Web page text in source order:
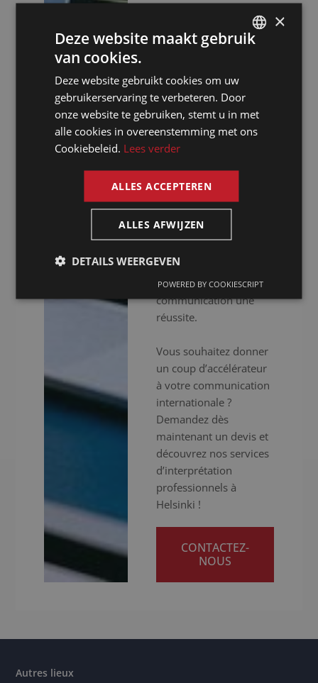
professionnelle. Nous
ne nous contentons pas
interprètes
expérimentés, nous
mettons aussi à votre
disposition un
équipement audiovisuel
que votre événement se
Que vous organisiez
des réunions virtuelles,
présentiel, nous faisons
de votre
communication une
réussite.
Vous souhaitez donner
un coup d’accélérateur
à votre communication
internationale ?
Demandez dès
maintenant un devis et
découvrez nos services
d’interprétation
professionnels à
Helsinki !
CONTACTEZ-
NOUS
Autres lieux
FRENCH
×
Deze website maakt gebruik
van cookies.
Deze website gebruikt cookies om uw
gebruikerservaring te verbeteren. Door
onze website te gebruiken, stemt u in met
alle cookies in overeenstemming met ons
Cookiebeleid. Lees verder
ALLES ACCEPTEREN
ALLES AFWIJZEN
DETAILS WEERGEVEN
POWERED BY COOKIESCRIPT